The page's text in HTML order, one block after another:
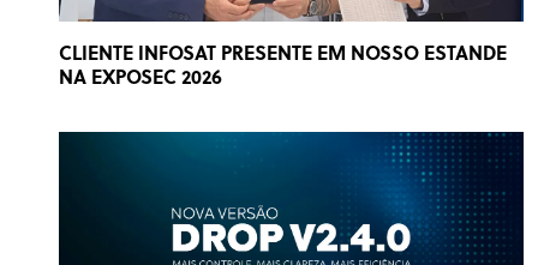
CLIENTE INFOSAT PRESENTE EM NOSSO ESTANDE
NA EXPOSEC 2026